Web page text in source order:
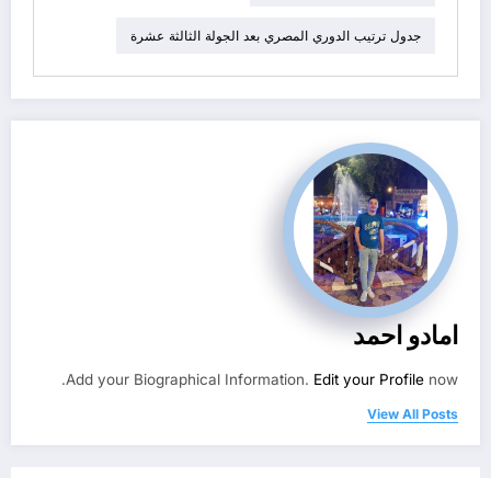
جدول ترتيب الدوري المصري بعد الجولة الثالثة عشرة
امادو احمد
Add your Biographical Information. Edit your Profile now.
View All Posts